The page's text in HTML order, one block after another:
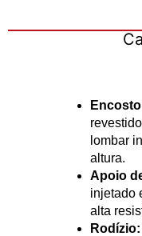
lombar
altura.
Apoio
injetado
alta
Rodízio: